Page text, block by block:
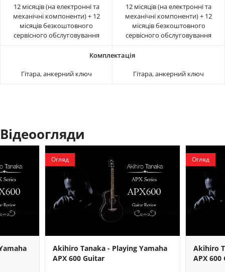
12 місяців (на електронні та
механічні компоненти) + 12
місяців безкоштовного
сервісного обслуговування
12 місяців (на електронні та
механічні компоненти) + 12
місяців безкоштовного
сервісного обслуговування
Гітара, анкерний ключ Гітара, анкерний ключ
Відеоогляди
Огляд
Akihiro Tanaka - Playing Yamaha
APX 600 Guitar
Огляд
Akihiro
APX 600